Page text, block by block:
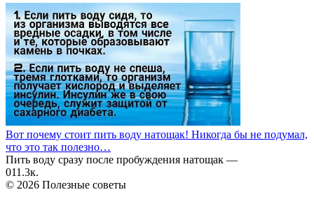
Вот почему стоит пить воду натощак! Никогда бы не подумал,
что это так полезно…
Пить воду сразу после пробуждения натощак —
011.3к.
© 2026 Полезные советы